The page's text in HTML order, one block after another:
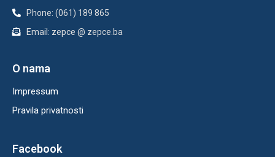
Phone: (061) 189 865
Email: zepce @ zepce.ba
O nama
Impressum
Pravila privatnosti
Facebook